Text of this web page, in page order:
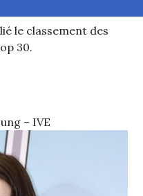
le classement des
30.
– IVE